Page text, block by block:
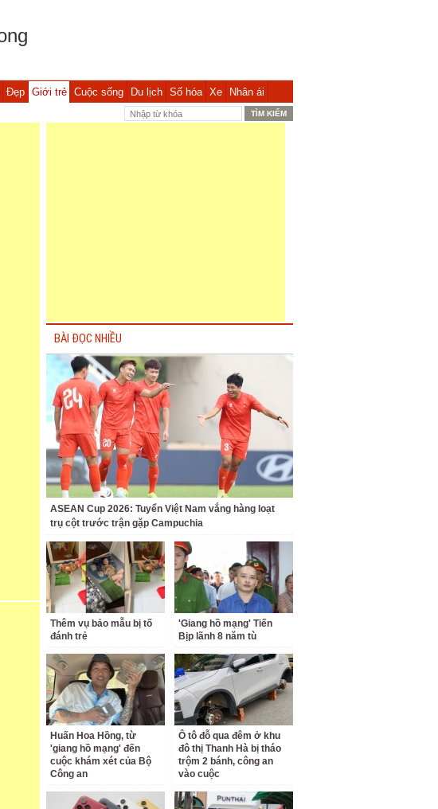
Đẹp Giới trẻ Cuộc sống Du lịch Số hóa Xe Nhân ái
BÀI ĐỌC NHIỀU
ASEAN Cup 2026: Tuyển Việt Nam vắng hàng loạt
trụ cột trước trận gặp Campuchia
Thêm vụ bảo mẫu bị tố
đánh trẻ
'Giang hồ mạng' Tiến
Bịp lãnh 8 năm tù
Huấn Hoa Hồng, từ
'giang hồ mạng' đến
cuộc khám xét của Bộ
Công an
Ô tô đỗ qua đêm ở khu
đô thị Thanh Hà bị tháo
trộm 2 bánh, công an
vào cuộc